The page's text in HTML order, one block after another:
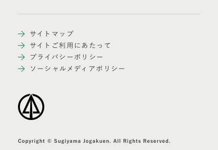
サイトマップ
サイトご利用にあたって
プライバシーポリシー
ソーシャルメディアポリシー
Copyright © Sugiyama Jogakuen. All Rights Reserved.